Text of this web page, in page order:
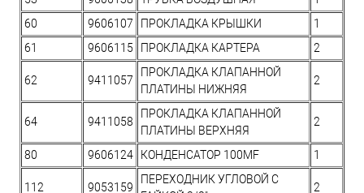
60
9606107 ПРОКЛАДКА КРЫШКИ
1
61
9606115 ПРОКЛАДКА КАРТЕРА 2
62 9411057
ПРОКЛАДКА КЛАПАННОЙ
ПЛАТИНЫ НИЖНЯЯ
2
64 9411058
ПРОКЛАДКА КЛАПАННОЙ
ПЛАТИНЫ ВЕРХНЯЯ
2
80 9606124 КОНДЕНСАТОР 100MF 1
112 9053159
ПЕРЕХОДНИК УГЛОВОЙ С
2